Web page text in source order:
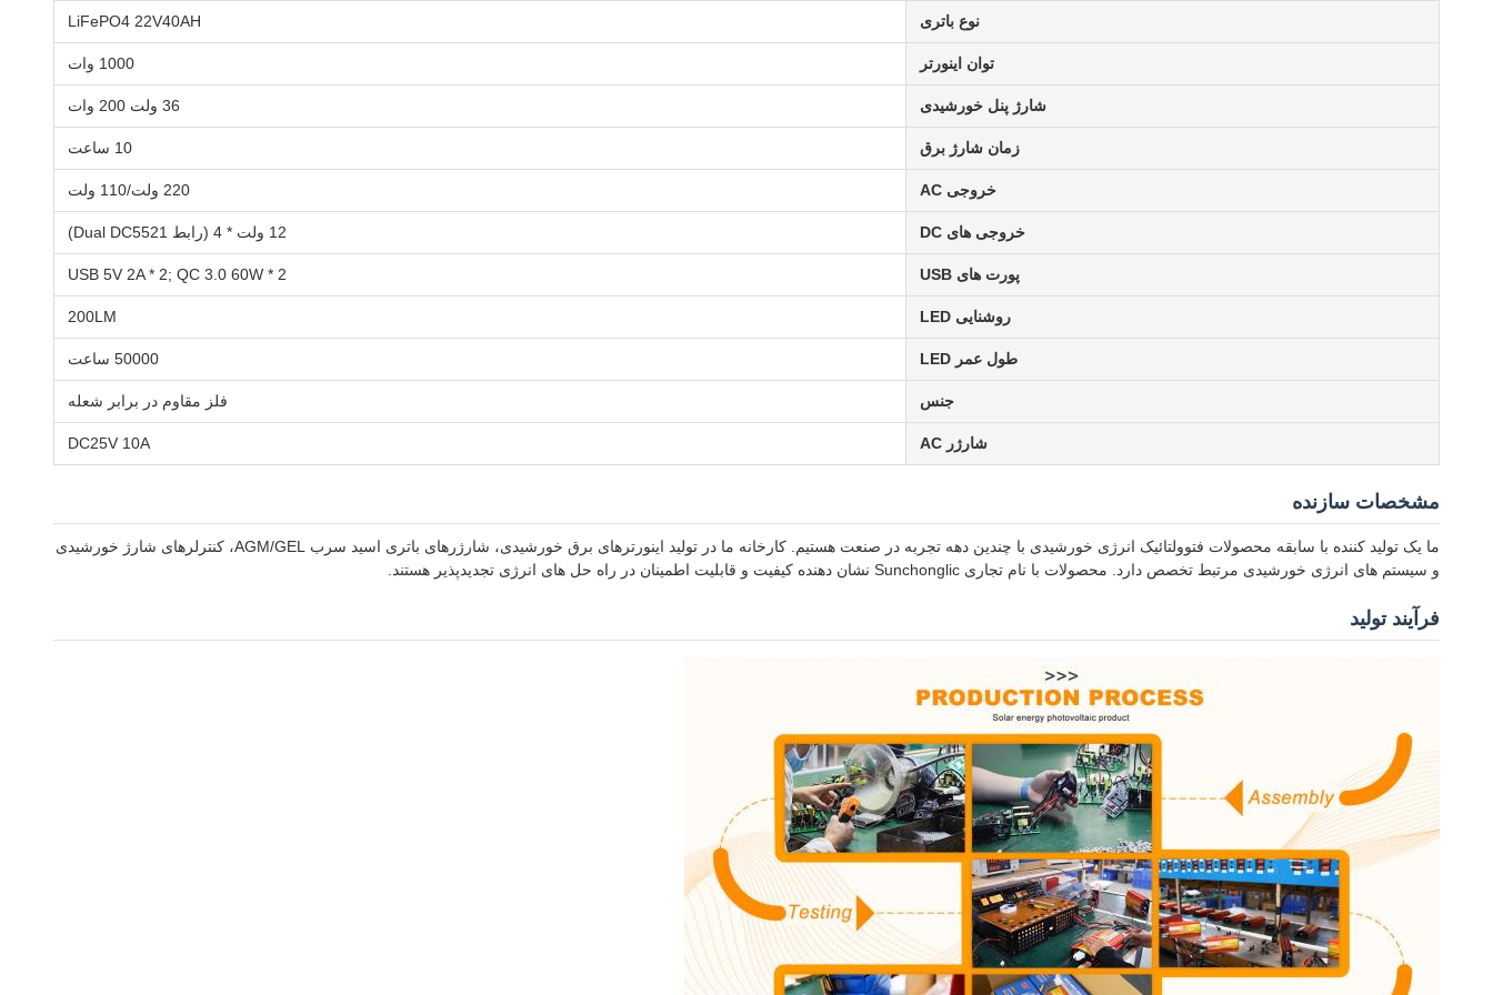
نوع باتری LiFePO4 22V40AH
توان اینورتر 1000 وات
شارژ پنل خورشیدی 36 ولت 200 وات
زمان شارژ برق 10 ساعت
خروجی AC 220 ولت/110 ولت
خروجی های DC 12 ولت * 4 (رابط Dual DC5521)
پورت های USB USB 5V 2A * 2; QC 3.0 60W * 2
روشنایی LED 200LM
طول عمر LED 50000 ساعت
جنس فلز مقاوم در برابر شعله
شارژر AC DC25V 10A
مشخصات سازنده
ما یک تولید کننده با سابقه محصولات فتوولتائیک انرژی خورشیدی با چندین دهه تجربه در صنعت هستیم. کارخانه ما در تولید اینورترهای برق خورشیدی، شارژرهای باتری اسید سرب AGM/GEL، کنترلرهای شارژ خورشیدی
و سیستم های انرژی خورشیدی مرتبط تخصص دارد. محصولات با نام تجاری Sunchonglic نشان دهنده کیفیت و قابلیت اطمینان در راه حل های انرژی تجدیدپذیر هستند.
فرآیند تولید